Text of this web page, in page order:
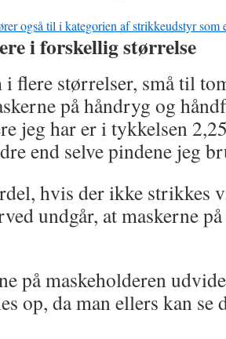
i forskellig størrelse
i flere størrelser, små til
på håndryg og
jeg har er i tykkelsen
end selve pindene jeg
hvis der ikke strikkes
undgår, at maskerne
på maskeholderen
op, da man ellers kan se